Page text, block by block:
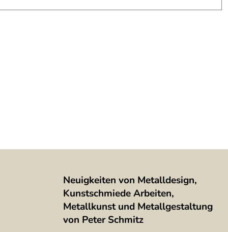
Neuigkeiten von Metalldesign,
Kunstschmiede Arbeiten,
Metallkunst und Metallgestaltung
von Peter Schmitz